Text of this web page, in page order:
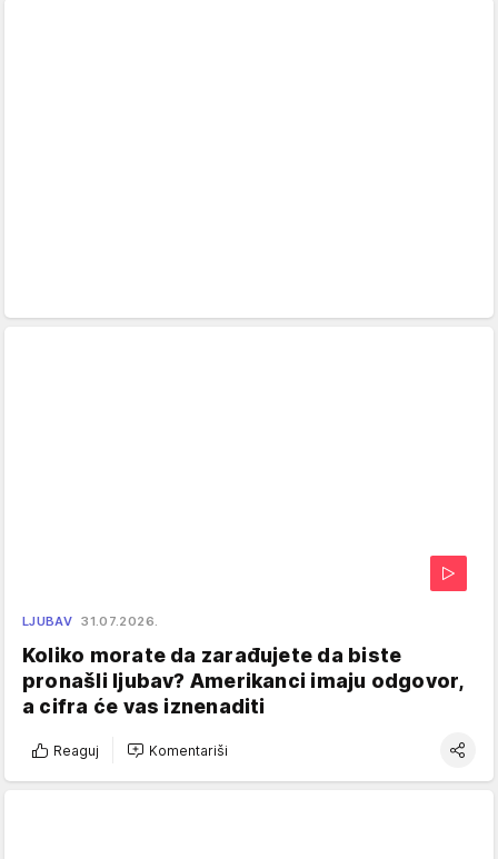
LJUBAV 31.07.2026.
Koliko morate da zarađujete da biste
pronašli ljubav? Amerikanci imaju odgovor,
a cifra će vas iznenaditi
Reaguj Komentariši